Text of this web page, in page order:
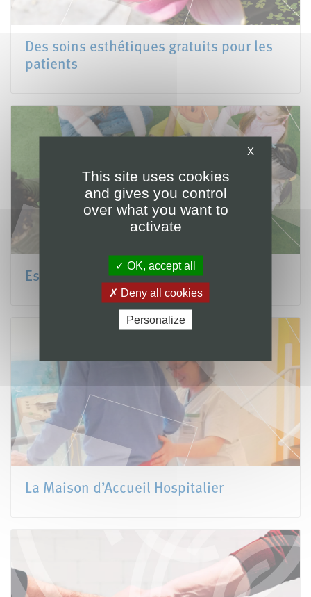
Des soins esthétiques gratuits pour les
patients
Espaces enfants-ados
La Maison d’Accueil Hospitalier
X
This site uses cookies
and gives you control
over what you want to
activate
OK, accept all
Deny all cookies
Personalize